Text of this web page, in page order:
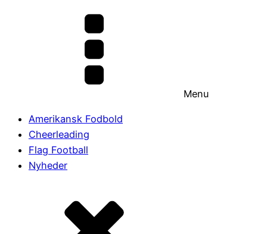
Menu
Amerikansk Fodbold
Cheerleading
Flag Football
Nyheder